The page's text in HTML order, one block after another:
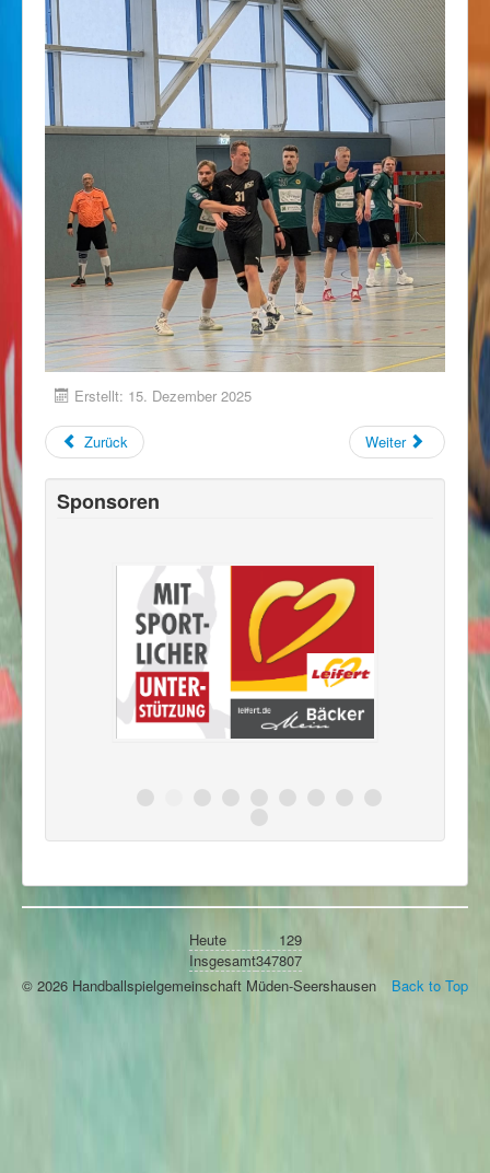
Erstellt: 15. Dezember 2025
Zurück Weiter
Sponsoren
Heute
129
Insgesamt347807
Back to Top
© 2026 Handballspielgemeinschaft Müden-Seershausen